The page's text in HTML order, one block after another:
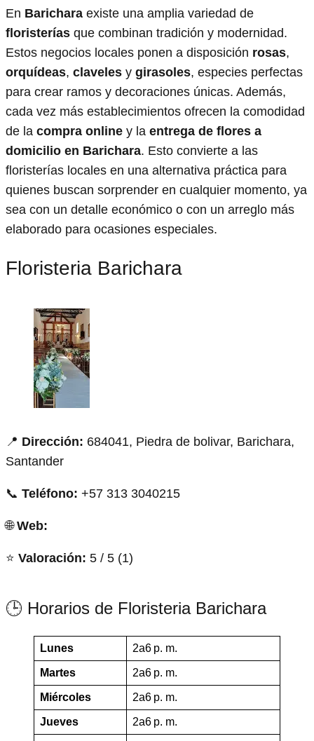
En Barichara existe una amplia variedad de
floristerías que combinan tradición y modernidad.
Estos negocios locales ponen a disposición rosas,
orquídeas, claveles y girasoles, especies perfectas
para crear ramos y decoraciones únicas. Además,
cada vez más establecimientos ofrecen la comodidad
de la compra online y la entrega de flores a
domicilio en Barichara. Esto convierte a las
floristerías locales en una alternativa práctica para
quienes buscan sorprender en cualquier momento, ya
sea con un detalle económico o con un arreglo más
elaborado para ocasiones especiales.
Floristeria Barichara
📍 Dirección: 684041, Piedra de bolivar, Barichara,
Santander
📞 Teléfono: +57 313 3040215
🌐Web:
⭐ Valoración: 5 / 5 (1)
🕒 Horarios de Floristeria Barichara
Lunes 2a6 p. m.
Martes 2a6 p. m.
Miércoles 2a6 p. m.
Jueves 2a6 p. m.